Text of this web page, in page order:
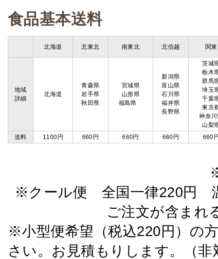
食品基本送料
北海道 北東北 南東北 北信越 関東
地域
詳細
北海道
青森県
岩手県
秋田県
宮城県
山形県
福島県
新潟県
富山県
石川県
福井県
長野県
茨城
栃木
群馬
埼玉
千葉
東京
神奈
山梨
送料
1100円 660円 660円 660円 660
※クール便 全国一律220円
ご注文が含ま
※小型便希望（税込220円）の
さい。お見積もりします。（非